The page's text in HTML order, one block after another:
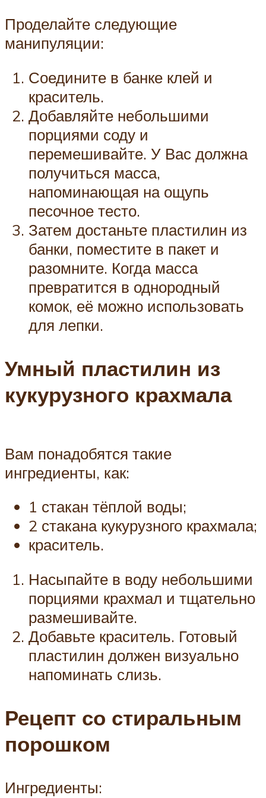
Проделайте следующие
манипуляции:
Соедините в банке клей и
краситель.
Добавляйте небольшими
порциями соду и
перемешивайте. У Вас должна
получиться масса,
напоминающая на ощупь
песочное тесто.
Затем достаньте пластилин из
банки, поместите в пакет и
разомните. Когда масса
превратится в однородный
комок, её можно использовать
для лепки.
Умный пластилин из
кукурузного крахмала
Вам понадобятся такие
ингредиенты, как:
1 стакан тёплой воды;
2 стакана кукурузного крахмала;
краситель.
Насыпайте в воду небольшими
порциями крахмал и тщательно
размешивайте.
Добавьте краситель. Готовый
пластилин должен визуально
напоминать слизь.
Рецепт со стиральным
порошком
Ингредиенты: